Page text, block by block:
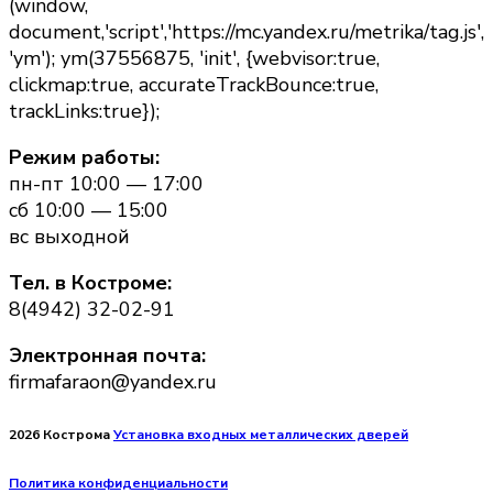
document,'script','https://mc.yandex.ru/metrika/tag.js',
'ym'); ym(37556875, 'init', {webvisor:true,
clickmap:true, accurateTrackBounce:true,
trackLinks:true});
Режим работы:
пн-пт 10:00 — 17:00
сб 10:00 — 15:00
вс выходной
Тел. в Костроме:
8(4942) 32-02-91
Электронная почта:
firmafaraon@yandex.ru
2026 КостромаУстановка входных металлических дверей
Политика конфиденциальности